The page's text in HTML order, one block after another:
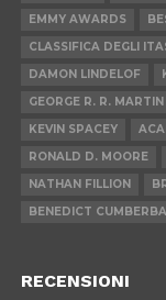
EMMY AWARDS
CLASSIFICA DEGLI
DAMON LINDELOF
GEORGE R. R. MARTIN
KEVIN SPACEY
RONALD D. MOORE
NATHAN FILLION
BENEDICT
RECENSIONI